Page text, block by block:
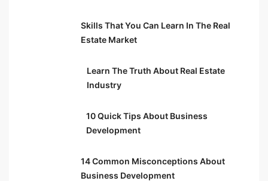
Skills That You Can Learn In The Real
Estate Market
Learn The Truth About Real Estate
Industry
10 Quick Tips About Business
Development
14 Common Misconceptions About
Business Development